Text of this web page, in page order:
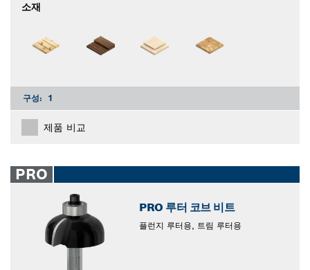
소재
구성: 1
제품 비교
PRO
PRO 루터 코브 비트
플런지 루터용, 트림 루터용